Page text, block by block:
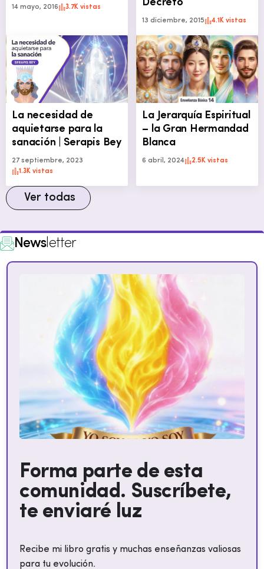
14 mayo, 2016 3.7K vistas
Decreto
13 diciembre, 2015 4.1K vistas
La necesidad de
aquietarse para la
sanación | Serapis Bey
27 septiembre, 2023
1.3K vistas
La Jerarquía Espiritual
– la Gran Hermandad
Blanca
6 abril, 2024 2.5K vistas
Ver todas
Newsletter
Forma parte de esta
comunidad. Suscríbete,
te enviaré luz
Recibe mi libro gratis y muchas enseñanzas valiosas
para tu evolución.